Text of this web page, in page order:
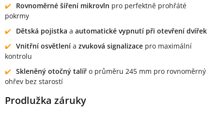
Rovnoměrné šíření mikrovln pro perfektně prohřáté
pokrmy
Dětská pojistka a automatické vypnutí při otevření dvířek
Vnitřní osvětlení a zvuková signalizace pro maximální
kontrolu
Skleněný otočný talíř o průměru 245 mm pro rovnoměrný
ohřev bez starostí
Prodlužka záruky